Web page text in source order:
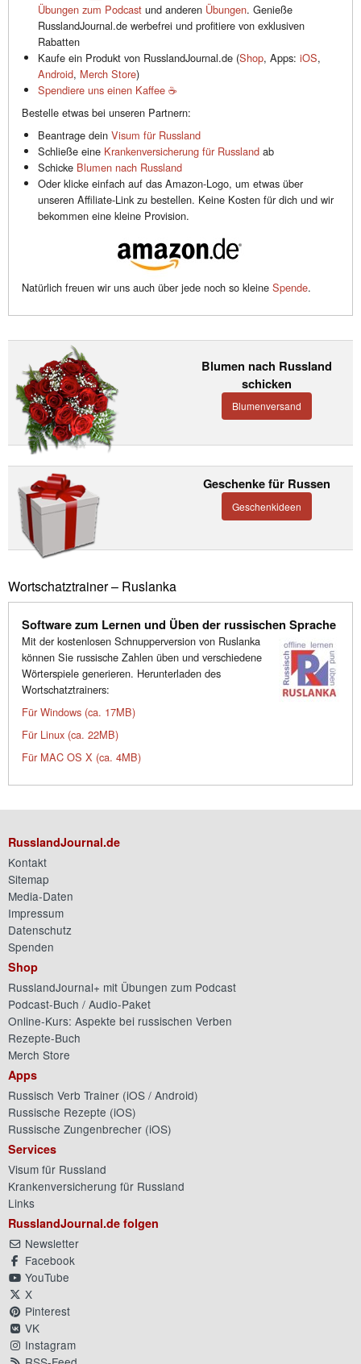
Übungen zum Podcast und anderen Übungen. Genieße
RusslandJournal.de werbefrei und profitiere von exklusiven
Rabatten
Kaufe ein Produkt von RusslandJournal.de (Shop, Apps: iOS,
Android, Merch Store)
Spendiere uns einen Kaffee ☕️
Bestelle etwas bei unseren Partnern:
Beantrage dein Visum für Russland
Schließe eine Krankenversicherung für Russland ab
Schicke Blumen nach Russland
Oder klicke einfach auf das Amazon-Logo, um etwas über
unseren Affiliate-Link zu bestellen. Keine Kosten für dich und wir
bekommen eine kleine Provision.
Natürlich freuen wir uns auch über jede noch so kleine Spende.
Blumen nach Russland
schicken
Blumenversand
Geschenke für Russen
Geschenkideen
Wortschatztrainer – Ruslanka
Software zum Lernen und Üben der russischen Sprache
Mit der kostenlosen Schnupperversion von Ruslanka
können Sie russische Zahlen üben und verschiedene
Wörterspiele generieren. Herunterladen des
Wortschatztrainers:
Für Windows (ca. 17MB)
Für Linux (ca. 22MB)
Für MAC OS X (ca. 4MB)
RusslandJournal.de
Kontakt
Sitemap
Media-Daten
Impressum
Datenschutz
Spenden
Shop
RusslandJournal+ mit Übungen zum Podcast
Podcast-Buch / Audio-Paket
Online-Kurs: Aspekte bei russischen Verben
Rezepte-Buch
Merch Store
Apps
Russisch Verb Trainer (iOS / Android)
Russische Rezepte (iOS)
Russische Zungenbrecher (iOS)
Services
Visum für Russland
Krankenversicherung für Russland
Links
RusslandJournal.de folgen
Newsletter
Facebook
YouTube
X
Pinterest
VK
Instagram